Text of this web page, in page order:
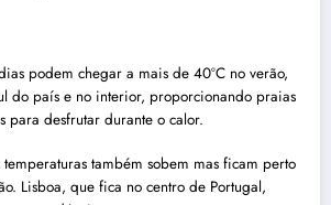
podem chegar a mais de 40ºC no verão,
do país e no interior, proporcionando praias
para desfrutar durante o calor.
também sobem mas ficam perto
Lisboa, que fica no centro de Portugal,